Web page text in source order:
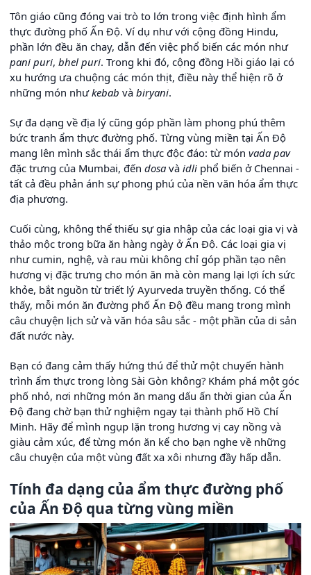
Tôn giáo cũng đóng vai trò to lớn trong việc định hình ẩm
thực đường phố Ấn Độ. Ví dụ như với cộng đồng Hindu,
phần lớn đều ăn chay, dẫn đến việc phổ biến các món như
pani puri, bhel puri. Trong khi đó, cộng đồng Hồi giáo lại có
xu hướng ưa chuộng các món thịt, điều này thể hiện rõ ở
những món nhưkebab và biryani.
Sự đa dạng về địa lý cũng góp phần làm phong phú thêm
bức tranh ẩm thực đường phố. Từng vùng miền tại Ấn Độ
mang lên mình sắc thái ẩm thực độc đáo: từ món vada pav
đặc trưng của Mumbai, đến dosa và idli phổ biến ở Chennai -
tất cả đều phản ánh sự phong phú của nền văn hóa ẩm thực
địa phương.
Cuối cùng, không thể thiếu sự gia nhập của các loại gia vị và
thảo mộc trong bữa ăn hàng ngày ở Ấn Độ. Các loại gia vị
như cumin, nghệ, và rau mùi không chỉ góp phần tạo nên
hương vị đặc trưng cho món ăn mà còn mang lại lợi ích sức
khỏe, bắt nguồn từ triết lý Ayurveda truyền thống. Có thể
thấy, mỗi món ăn đường phố Ấn Độ đều mang trong mình
câu chuyện lịch sử và văn hóa sâu sắc - một phần của di sản
đất nước này.
Bạn có đang cảm thấy hứng thú để thử một chuyến hành
trình ẩm thực trong lòng Sài Gòn không? Khám phá một góc
phố nhỏ, nơi những món ăn mang dấu ấn thời gian của Ấn
Độ đang chờ bạn thử nghiệm ngay tại thành phố Hồ Chí
Minh. Hãy để mình ngụp lặn trong hương vị cay nồng và
giàu cảm xúc, để từng món ăn kể cho bạn nghe về những
câu chuyện của một vùng đất xa xôi nhưng đầy hấp dẫn.
Tính đa dạng của ẩm thực đường phố
của Ấn Độ qua từng vùng miền